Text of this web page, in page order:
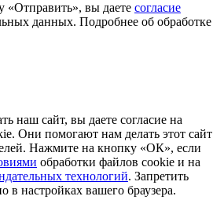
вы даете согласие
данных. Подробнее об обработке
наш сайт, вы даете согласие на
Они помогают нам делать этот сайт
Нажмите на кнопку «ОК», если
обработки файлов cookie и на
технологий. Запретить
в настройках вашего браузера.